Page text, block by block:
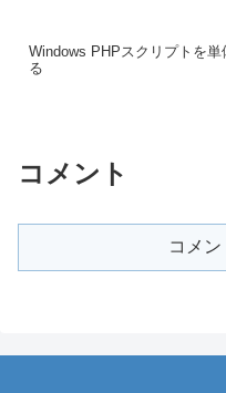
Windows PHPスクリプトを単
る
コメント
コメ